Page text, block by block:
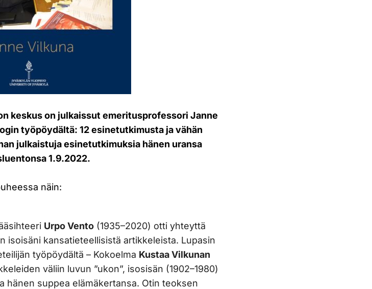
keskus on julkaissut emeritusprofessori Janne
työpöydältä: 12 esinetutkimusta ja vähän
julkaistuja esinetutkimuksia hänen uransa
1.9.2022.
näin:
Urpo Vento (1935–2020) otti yhteyttä
isoisäni kansatieteellisistä artikkeleista. Lupasin
työpöydältä – Kokoelma Kustaa Vilkunan
väliin luvun ”ukon”, isosisän (1902–1980)
hänen suppea elämäkertansa. Otin teoksen